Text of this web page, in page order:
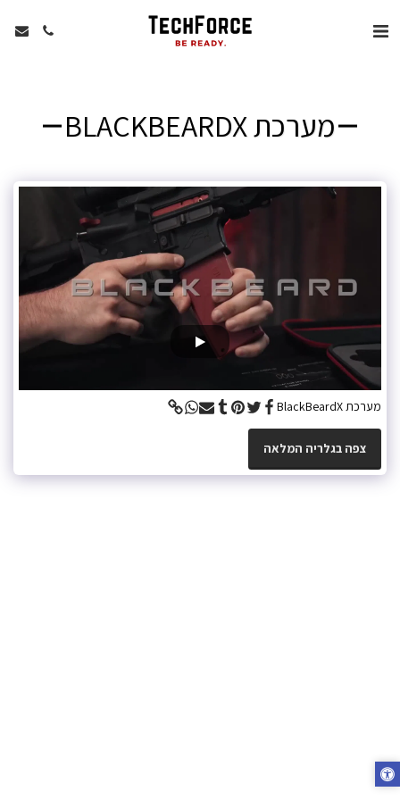
מערכת BLACKBEARDX
מערכת BlackBeardX
צפה בגלריה המלאה